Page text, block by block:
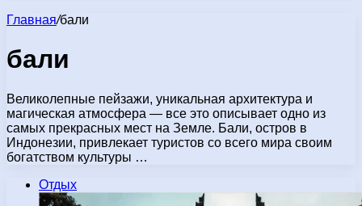
Главная/бали
бали
Великолепные пейзажи, уникальная архитектура и
магическая атмосфера — все это описывает одно из
самых прекрасных мест на Земле. Бали, остров в
Индонезии, привлекает туристов со всего мира своим
богатством культуры …
Отдых